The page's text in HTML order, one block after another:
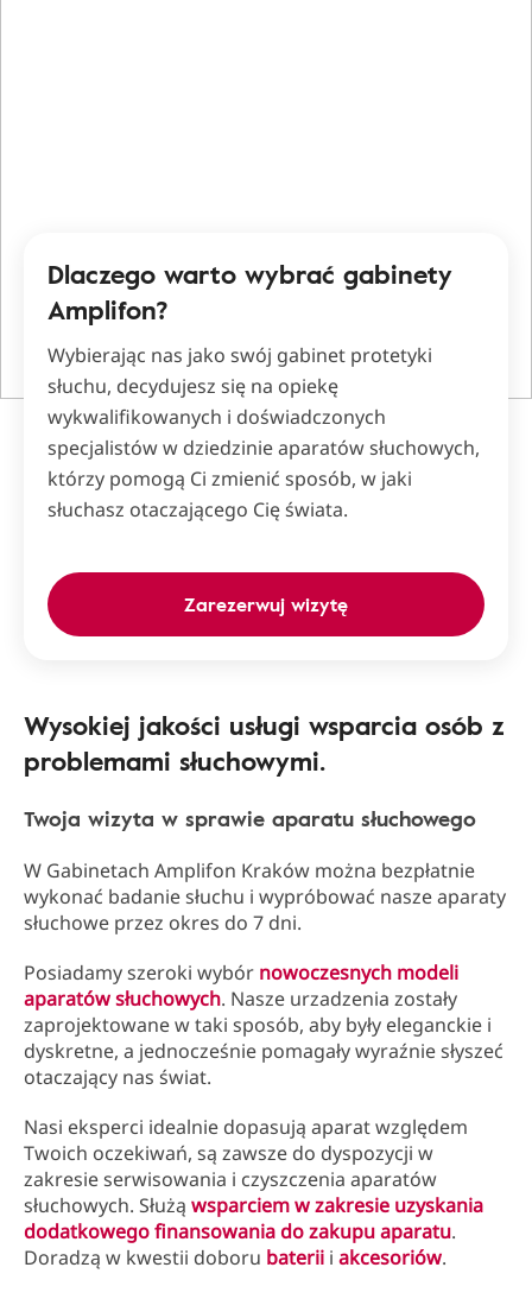
Dlaczego warto wybrać gabinety
Amplifon?
Wybierając nas jako swój gabinet protetyki
słuchu, decydujesz się na opiekę
wykwalifikowanych i doświadczonych
specjalistów w dziedzinie aparatów słuchowych,
którzy pomogą Ci zmienić sposób, w jaki
słuchasz otaczającego Cię świata.
Zarezerwuj wizytę
Wysokiej jakości usługi wsparcia osób z
problemami słuchowymi.
Twoja wizyta w sprawie aparatu słuchowego
W Gabinetach Amplifon Kraków można bezpłatnie
wykonać badanie słuchu i wypróbować nasze aparaty
słuchowe przez okres do 7 dni.
Posiadamy szeroki wybór nowoczesnych modeli
aparatów słuchowych. Nasze urzadzenia zostały
zaprojektowane w taki sposób, aby były eleganckie i
dyskretne, a jednocześnie pomagały wyraźnie słyszeć
otaczający nas świat.
Nasi eksperci idealnie dopasują aparat względem
Twoich oczekiwań, są zawsze do dyspozycji w
zakresie serwisowania i czyszczenia aparatów
słuchowych. Służą wsparciem w zakresie uzyskania
dodatkowego finansowania do zakupu aparatu.
Doradzą w kwestii doboru baterii i akcesoriów.